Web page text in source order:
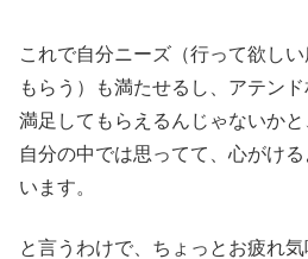
これで自分ニーズ（行って欲し
もらう）も満たせるし、アテン
満足してもらえるんじゃないか
自分の中では思ってて、心がけ
います。
と言うわけで、ちょっとお疲れ